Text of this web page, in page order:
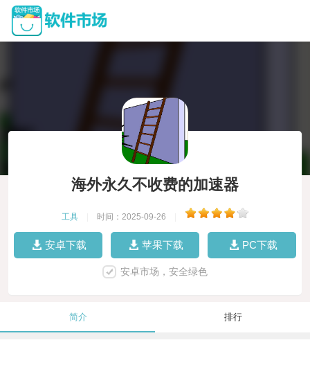
海外永久不收费的加速器
工具 时间：2025-09-26
安卓下载 苹果下载 PC下载
安卓市场，安全绿色
简介 排行